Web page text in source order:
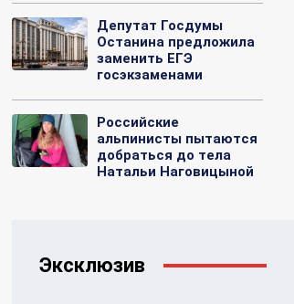
Депутат Госдумы
Останина предложила
заменить ЕГЭ
госэкзаменами
Российские
альпинисты пытаются
добраться до тела
Натальи Наговицыной
Эксклюзив